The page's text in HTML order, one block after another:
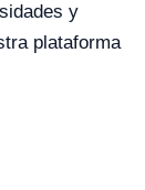
y
plataforma